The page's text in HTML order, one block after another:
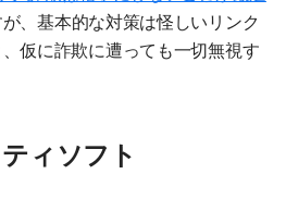
、基本的な対策は怪しいリンク
仮に詐欺に遭っても一切無視す
ィソフト